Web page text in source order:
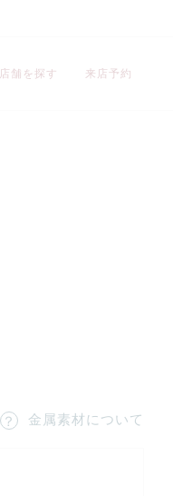
店舗を探す 来店予約
金属素材について